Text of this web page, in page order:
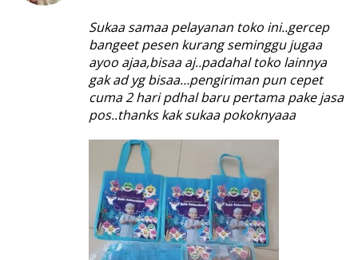
Sukaa samaa pelayanan toko ini..gercep
bangeet pesen kurang seminggu jugaa
ayoo ajaa,bisaa aj..padahal toko lainnya
gak ad yg bisaa…pengiriman pun cepet
cuma 2 hari pdhal baru pertama pake jasa
pos..thanks kak sukaa pokoknyaaa